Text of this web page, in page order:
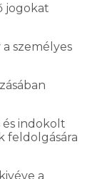
jogokat
személyes
és indokolt
feldolgására
a